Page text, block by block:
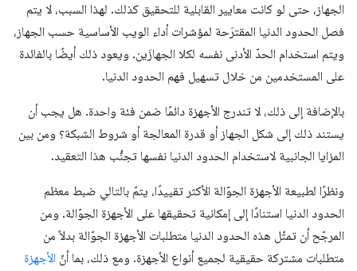
الجهاز، حتى لو كانت معايير القابلية للتحقيق كذلك. لهذا السبب، لا يتم
فصل الحدود الدنيا المقترَحة لمؤشرات أداء الويب الأساسية حسب الجهاز،
ويتم استخدام الحدّ الأدنى نفسه لكلا الجهازَين. ويعود ذلك أيضًا بالفائدة
على المستخدمين من خلال تسهيل فهم الحدود الدنيا.
بالإضافة إلى ذلك، لا تندرج الأجهزة دائمًا ضمن فئة واحدة. هل يجب أن
يستند ذلك إلى شكل الجهاز أو قدرة المعالجة أو شروط الشبكة؟ ومن بين
المزايا الجانبية لاستخدام الحدود الدنيا نفسها تجنُّب هذا التعقيد.
ونظرًا لطبيعة الأجهزة الجوّالة الأكثر تقييدًا، يتمّ بالتالي ضبط معظم
الحدود الدنيا استنادًا إلى إمكانية تحقيقها على الأجهزة الجوّالة. ومن
المرجّح أن تمثّل هذه الحدود الدنيا متطلبات الأجهزة الجوّالة بدلاً من
متطلبات مشتركة حقيقية لجميع أنواع الأجهزة. ومع ذلك، بما أنّ الأجهزة